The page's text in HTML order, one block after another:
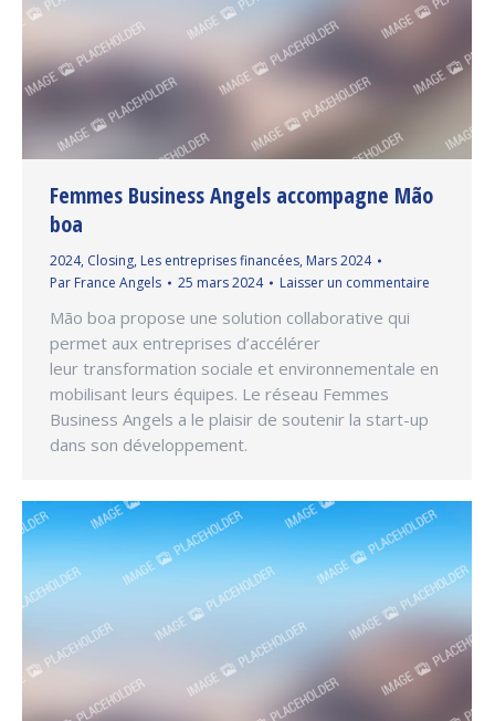
Femmes Business Angels accompagne Mão
boa
2024, Closing, Les entreprises financées, Mars 2024
Par France Angels 25 mars 2024 Laisser un commentaire
Mão boa propose une solution collaborative qui
permet aux entreprises d’accélérer
leur transformation sociale et environnementale en
mobilisant leurs équipes. Le réseau Femmes
Business Angels a le plaisir de soutenir la start-up
dans son développement.